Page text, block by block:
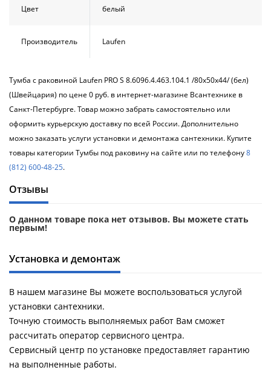
Цвет белый
Производитель Laufen
Тумба с раковиной Laufen PRO S 8.6096.4.463.104.1 /80х50х44/ (бел)
(Швейцария) по цене 0 руб. в интернет-магазине Всантехнике в
Санкт-Петербурге. Товар можно забрать самостоятельно или
оформить курьерскую доставку по всей России. Дополнительно
можно заказать услуги установки и демонтажа сантехники. Купите
товары категории Тумбы под раковину на сайте или по телефону8
(812) 600-48-25.
Отзывы
О данном товаре пока нет отзывов. Вы можете стать
первым!
Установка и демонтаж
В нашем магазине Вы можете воспользоваться услугой
установки сантехники.
Точную стоимость выполняемых работ Вам сможет
рассчитать оператор сервисного центра.
Сервисный центр по установке предоставляет гарантию
на выполненные работы.